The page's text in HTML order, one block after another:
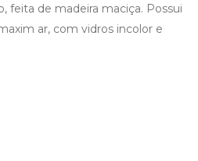
feita de madeira maciça. Possui
ar, com vidros incolor e